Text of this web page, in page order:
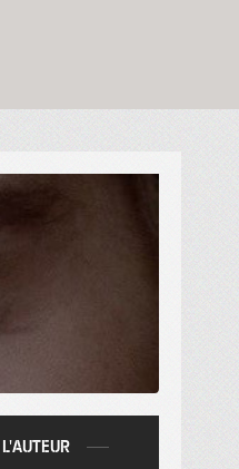
L'AUTEUR